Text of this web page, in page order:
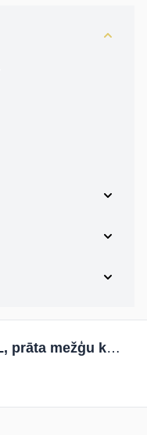
Metall-Knobelei XXL, prāta mežģu komplekts